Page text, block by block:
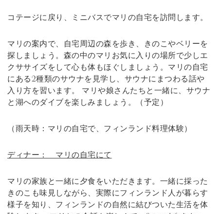
コテージに戻り、ミニバスでマリの自宅を訪問します。
マリの案内で、自宅周辺の森を歩き、きのこやベリーを
探しましょう。森の中のマリお気に入りの場所で少しエ
クササイズをして心も体もほぐしましょう。マリの自宅
にある2種類のサウナを見学し、サウナにまつわる話や
入り方を習います。 マリや娘さんたちと一緒に、サウナ
と湖へのダイブを楽しみましょう。（予定）
（雨天時：マリの自宅で、フィンランド料理体験）
ディナー： マリの自宅にて
マリの家族と一緒に夕食をいただきます。一緒に採った
きのこも味見しながら、実際にフィンランド人が暮らす
様子を知り、フィンランドの自然に結びついた生活を体